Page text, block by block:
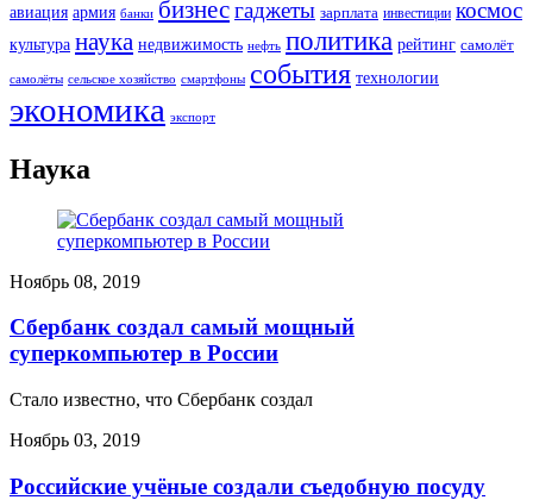
авиация армия банки бизнесгаджеты зарплата инвестиции космос
культура наука недвижимость нефть политика рейтинг самолёт
самолёты сельское хозяйство смартфоны события технологии
экономика экспорт
Наука
Ноябрь 08, 2019
Сбербанк создал самый мощный
суперкомпьютер в России
Стало известно, что Сбербанк создал
Ноябрь 03, 2019
Российские учёные создали съедобную посуду